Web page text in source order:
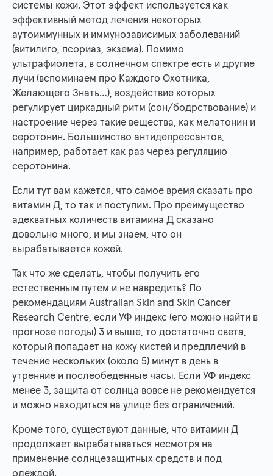
системы кожи. Этот эффект используется как
эффективный метод лечения некоторых
аутоиммунных и иммунозависимых заболеваний
(витилиго, псориаз, экзема). Помимо
ультрафиолета, в солнечном спектре есть и другие
лучи (вспоминаем про Каждого Охотника,
Желающего Знать…), воздействие которых
регулирует циркадный ритм (сон/бодрствование) и
настроение через такие вещества, как мелатонин и
серотонин. Большинство антидепрессантов,
например, работает как раз через регуляцию
серотонина.
Если тут вам кажется, что самое время сказать про
витамин Д, то так и поступим. Про преимущество
адекватных количеств витамина Д сказано
довольно много, и мы знаем, что он
вырабатывается кожей.
Так что же сделать, чтобы получить его
естественным путем и не навредить? По
рекомендациям Australian Skin and Skin Cancer
Research Centre, если УФ индекс (его можно найти в
прогнозе погоды) 3 и выше, то достаточно света,
который попадает на кожу кистей и предплечий в
течение нескольких (около 5) минут в день в
утренние и послеобеденные часы. Если УФ индекс
менее 3, защита от солнца вовсе не рекомендуется
и можно находиться на улице без ограничений.
Кроме того, существуют данные, что витамин Д
продолжает вырабатываться несмотря на
применение солнцезащитных средств и под
одеждой.